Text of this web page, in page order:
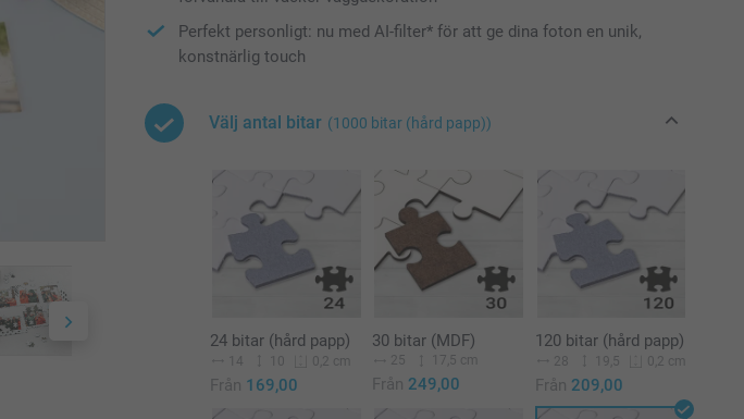
Perfekt personligt: nu med AI-filter* för att ge dina foton en unik,
konstnärlig touch
Välj antal bitar (1000 bitar (hård papp))
24 bitar (hård papp)
14 10 0,2 cm
Från 169,00
30 bitar (MDF)
25 17,5 cm
Från 249,00
120 bitar (hård papp)
28 19,5 0,2 cm
Från 209,00